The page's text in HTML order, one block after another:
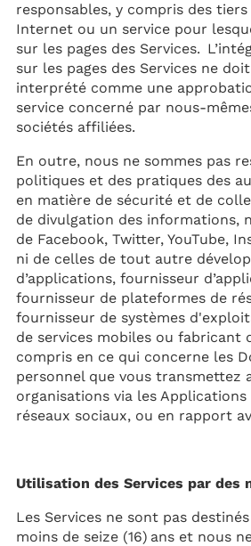
responsables, y compris des
Internet ou un service pour
sur les pages des Services.
sur les pages des Services ne
interprété comme une
service concerné par nous-
sociétés affiliées.
En outre, nous ne sommes pas
politiques et des pratiques des
en matière de sécurité et de
de divulgation des informations,
de Facebook, Twitter, YouTube,
ni de celles de tout autre
d’applications, fournisseur
fournisseur de plateformes de
fournisseur de systèmes
de services mobiles ou fabricant
compris en ce qui concerne les
personnel que vous transmettez
organisations via les Applications
réseaux sociaux, ou en rapport
Utilisation des Services par des
Les Services ne sont pas
moins de seize (16) ans et nous